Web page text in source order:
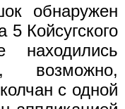
обнаружен
5 Койсугского
возможно,
с одной